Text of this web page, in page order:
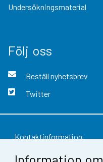
Undersökningsmaterial
Följ oss
Beställ nyhetsbrev
Twitter
Kontaktinformation
Respons